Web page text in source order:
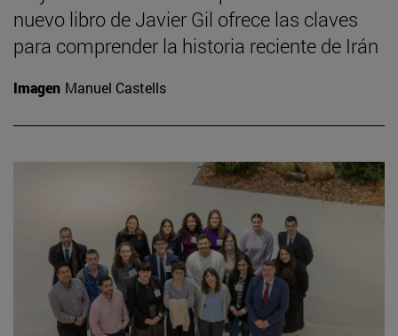
nuevo libro de Javier Gil ofrece las claves
para comprender la historia reciente de Irán
Imagen Manuel Castells